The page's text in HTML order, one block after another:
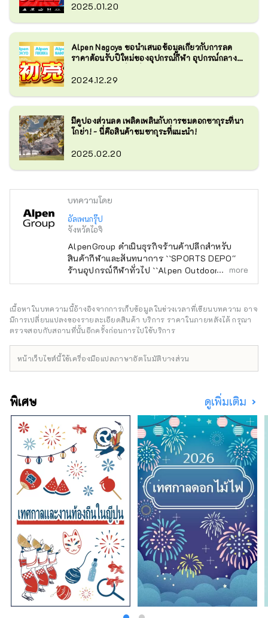
2025.01.20
Alpen Nagoya ขอนำเสนอข้อมูลเกี่ยวกับการลด
ราคาต้อนรับปีใหม่ของอุปกรณ์กีฬา อุปกรณ์กลาง
2024.12.29
มีคูปองส่วนลด เพลิดเพลินกับการชมดอกซากุระที่นา
โกย่า! - นี่คือสินค้าชมซากุระที่แนะนำ!
2025.02.20
บทความโดย
อัลเพนกรุ๊ป
จังหวัดไอจิ
AlpenGroup ดำเนินธุรกิจร้านค้าปลีกสำหรับ
สินค้ากีฬาและสันทนาการ ``SPORTS DEPO''
ร้านอุปกรณ์กีฬาทั่วไป ``Alpen Outdoors'' ร้าน
ขายอุปกรณ์กลางแจ้งเฉพาะทาง และ ``GOLF5''
ทั่วประเทศ โดยนำเสนอสินค้ากีฬาจากแบรนด์
กีฬาชื่อดังรวมถึง เครื่องแต่งกายและรองเท้าที่ทัน
สมัยเรานำเสนอผลิตภัณฑ์และบริการที่หลาก
more
เนื้อหาในบทความนี้อ้างอิงจากการเก็บข้อมูลในช่วงเวลาที่เขียนบทความ อาจ
มีการเปลี่ยนแปลงของรายละเอียดสินค้า บริการ ราคาในภายหลังได้ กรุณา
ตรวจสอบกับสถานที่นั้นอีกครั้งก่อนการไปใช้บริการ
หน้าเว็บไซต์นี้ใช้เครื่องมือแปลภาษาอัตโนมัติบางส่วน
พิเศษ ดูเพิ่มเติม